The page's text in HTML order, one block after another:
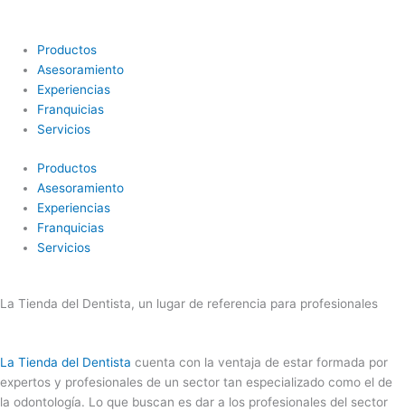
contenidoProductos
Asesoramiento
Experiencias
Franquicias
Servicios
Productos
Asesoramiento
Experiencias
Franquicias
Servicios
La Tienda del Dentista, un lugar de referencia para profesionales
La Tienda del Dentista cuenta con la ventaja de estar formada por
expertos y profesionales de un sector tan especializado como el de
la odontología. Lo que buscan es dar a los profesionales del sector